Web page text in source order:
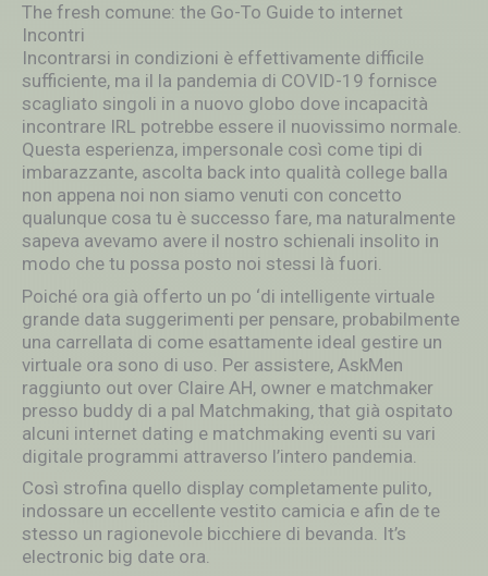
The fresh comune: the Go-To Guide to internet
Incontri
Incontrarsi in condizioni è effettivamente difficile
sufficiente, ma il la pandemia di COVID-19 fornisce
scagliato singoli in a nuovo globo dove incapacità
incontrare IRL potrebbe essere il nuovissimo normale.
Questa esperienza, impersonale così come tipi di
imbarazzante, ascolta back into qualità college balla
non appena noi non siamo venuti con concetto
qualunque cosa tu è successo fare, ma naturalmente
sapeva avevamo avere il nostro schienali insolito in
modo che tu possa posto noi stessi là fuori.
Poiché ora già offerto un po ‘di intelligente virtuale
grande data suggerimenti per pensare, probabilmente
una carrellata di come esattamente ideal gestire un
virtuale ora sono di uso. Per assistere, AskMen
raggiunto out over Claire AH, owner e matchmaker
presso buddy di a pal Matchmaking, that già ospitato
alcuni internet dating e matchmaking eventi su vari
digitale programmi attraverso l’intero pandemia.
Così strofina quello display completamente pulito,
indossare un eccellente vestito camicia e afin de te
stesso un ragionevole bicchiere di bevanda. It’s
electronic big date ora.